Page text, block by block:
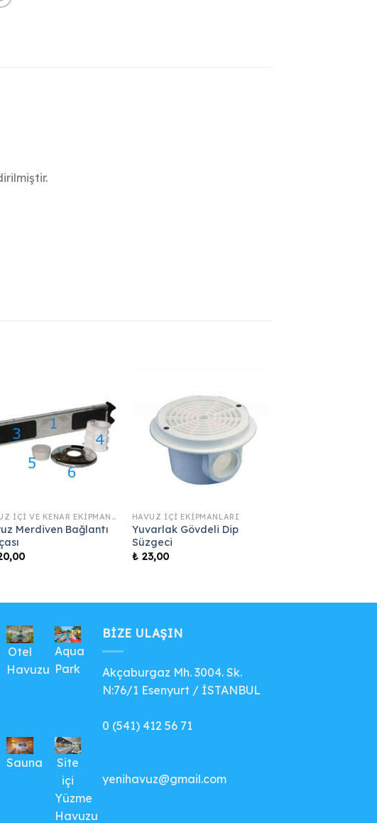
HAVUZ İÇI VE KENAR EKIPMANLARI
Merdiven Bağlantı
HAVUZ İÇI EKIPMANLARI
Yuvarlak Gövdeli Dip
Süzgeci
₺23,00
Otel
Havuzu
Aqua
Park
Sauna
Site
içi
Yüzme
Havuzu
BIZE ULAŞIN
Akçaburgaz Mh. 3004. Sk.
N:76/1 Esenyurt / İSTANBUL
0 (541) 412 56 71
yenihavuz@gmail.com